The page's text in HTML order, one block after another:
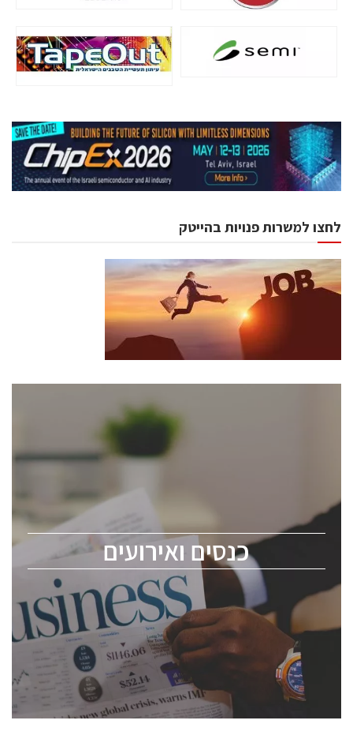
לחצו למשרות פנויות בהייטק
כנסים ואירועים
כנסים ואירועים
לכל העוסקים בתעשיית הסמיקונדקטור כולל מהנדסים,
ChipEx2026 will be held on May 12-13, 2026. The
conference is intended for everyone involved in the
semiconductor industry, including engineers,
professional experts, and senior executives.
לחץ לפרטים